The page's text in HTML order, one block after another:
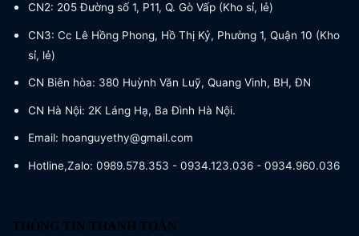
CN2: 205 Đường số 1, P11, Q. Gò Vấp (Kho sỉ, lẻ)
CN3: Cc Lê Hồng Phong, Hồ Thị Kỷ, Phường 1, Quận 10 (Kho
sỉ, lẻ)
CN Biên hòa: 380 Huỳnh Văn Luỹ, Quang Vinh, BH, ĐN
CN Hà Nội: 2K Láng Hạ, Ba Đình Hà Nội.
Email: hoanguyethy@gmail.com
Hotline,Zalo: 0989.578.353 - 0934.123.036 - 0934.960.036
THÔNG TIN THANH TOÁN